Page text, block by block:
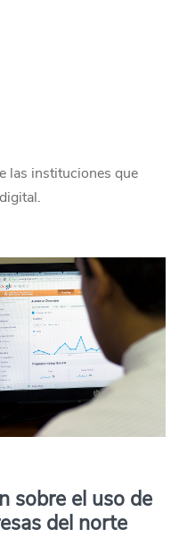
las instituciones que
sobre el uso de
del norte